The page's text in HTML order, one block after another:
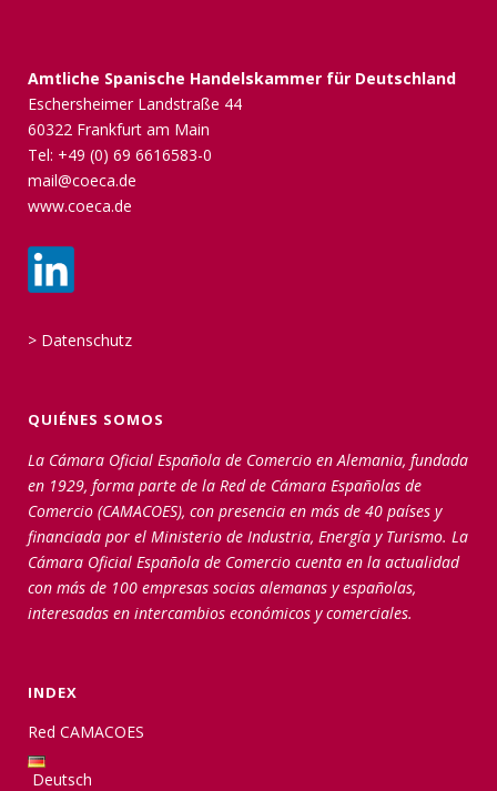
Amtliche Spanische Handelskammer für Deutschland
Eschersheimer Landstraße 44
60322 Frankfurt am Main
Tel: +49 (0) 69 6616583-0
mail@coeca.de
www.coeca.de
> Datenschutz
QUIÉNES SOMOS
La Cámara Oficial Española de Comercio en Alemania, fundada
en 1929, forma parte de la Red de Cámara Españolas de
Comercio (CAMACOES), con presencia en más de 40 países y
financiada por el Ministerio de Industria, Energía y Turismo. La
Cámara Oficial Española de Comercio cuenta en la actualidad
con más de 100 empresas socias alemanas y españolas,
interesadas en intercambios económicos y comerciales.
INDEX
Red CAMACOES
Deutsch